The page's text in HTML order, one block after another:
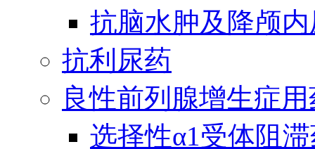
抗脑水肿及降颅
抗利尿药
良性前列腺增生症
选择性α1受体阻